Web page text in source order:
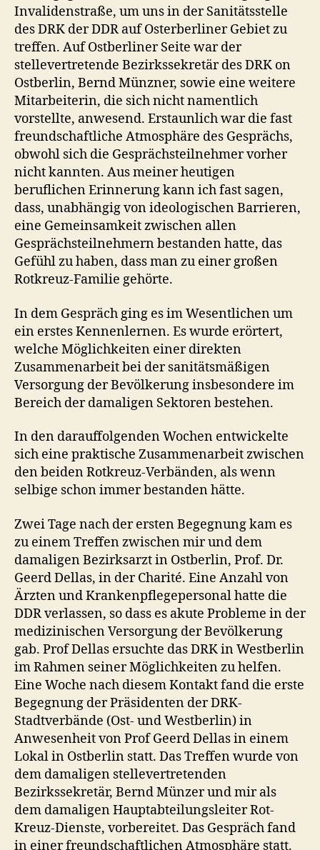
Invalidenstraße, um uns in der Sanitätsstelle
des DRK der DDR auf Osterberliner Gebiet zu
treffen. Auf Ostberliner Seite war der
stellevertretende Bezirkssekretär des DRK on
Ostberlin, Bernd Münzner, sowie eine weitere
Mitarbeiterin, die sich nicht namentlich
vorstellte, anwesend. Erstaunlich war die fast
freundschaftliche Atmosphäre des Gesprächs,
obwohl sich die Gesprächsteilnehmer vorher
nicht kannten. Aus meiner heutigen
beruflichen Erinnerung kann ich fast sagen,
dass, unabhängig von ideologischen Barrieren,
eine Gemeinsamkeit zwischen allen
Gesprächsteilnehmern bestanden hatte, das
Gefühl zu haben, dass man zu einer großen
Rotkreuz-Familie gehörte.
In dem Gespräch ging es im Wesentlichen um
ein erstes Kennenlernen. Es wurde erörtert,
welche Möglichkeiten einer direkten
Zusammenarbeit bei der sanitätsmäßigen
Versorgung der Bevölkerung insbesondere im
Bereich der damaligen Sektoren bestehen.
In den darauffolgenden Wochen entwickelte
sich eine praktische Zusammenarbeit zwischen
den beiden Rotkreuz-Verbänden, als wenn
selbige schon immer bestanden hätte.
Zwei Tage nach der ersten Begegnung kam es
zu einem Treffen zwischen mir und dem
damaligen Bezirksarzt in Ostberlin, Prof. Dr.
Geerd Dellas, in der Charité. Eine Anzahl von
Ärzten und Krankenpflegepersonal hatte die
DDR verlassen, so dass es akute Probleme in der
medizinischen Versorgung der Bevölkerung
gab. Prof Dellas ersuchte das DRK in Westberlin
im Rahmen seiner Möglichkeiten zu helfen.
Eine Woche nach diesem Kontakt fand die erste
Begegnung der Präsidenten der DRK-
Stadtverbände (Ost- und Westberlin) in
Anwesenheit von Prof Geerd Dellas in einem
Lokal in Ostberlin statt. Das Treffen wurde von
dem damaligen stellevertretenden
Bezirkssekretär, Bernd Münzer und mir als
dem damaligen Hauptabteilungsleiter Rot-
Kreuz-Dienste, vorbereitet. Das Gespräch fand
in einer freundschaftlichen Atmosphäre statt.